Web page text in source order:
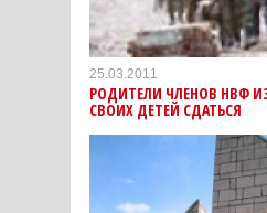
25.03.2011
РОДИТЕЛИ ЧЛЕНОВ НВФ
СВОИХ ДЕТЕЙ СДАТЬСЯ